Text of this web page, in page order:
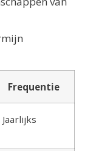
Frequentie
Jaarlijks